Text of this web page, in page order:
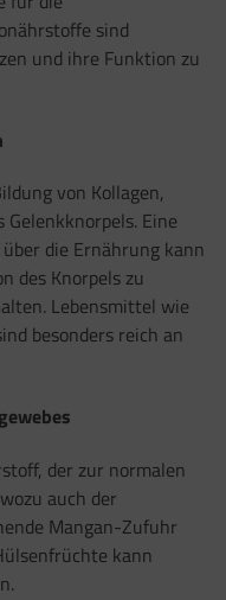
sind
und ihre Funktion zu
von Kollagen,
Eine
die Ernährung kann
des Knorpels zu
Lebensmittel wie
besonders reich an
der zur normalen
auch der
Mangan-Zufuhr
kann